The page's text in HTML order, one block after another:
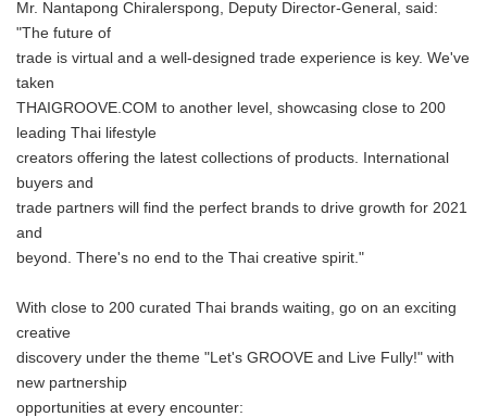
Mr. Nantapong Chiralerspong, Deputy Director-General, said:
"The future of
trade is virtual and a well-designed trade experience is key. We've
taken
THAIGROOVE.COM to another level, showcasing close to 200
leading Thai lifestyle
creators offering the latest collections of products. International
buyers and
trade partners will find the perfect brands to drive growth for 2021
and
beyond. There's no end to the Thai creative spirit."
With close to 200 curated Thai brands waiting, go on an exciting
creative
discovery under the theme "Let's GROOVE and Live Fully!" with
new partnership
opportunities at every encounter: